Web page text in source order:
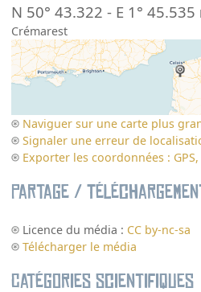
N 50° 43.322 - E 1° 45.535
Crémarest
Naviguer sur une carte plus
Signaler une erreur de
Exporter les coordonnées : GPS,
Partage /
Licence du média : CC by-nc-sa
Télécharger le média
Catégories scientifiques